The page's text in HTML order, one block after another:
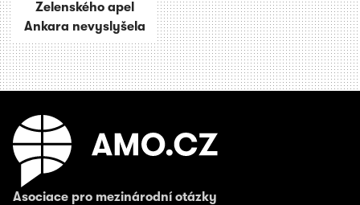
Zelenského apel
Ankara nevyslyšela
Asociace pro mezinárodní otázky